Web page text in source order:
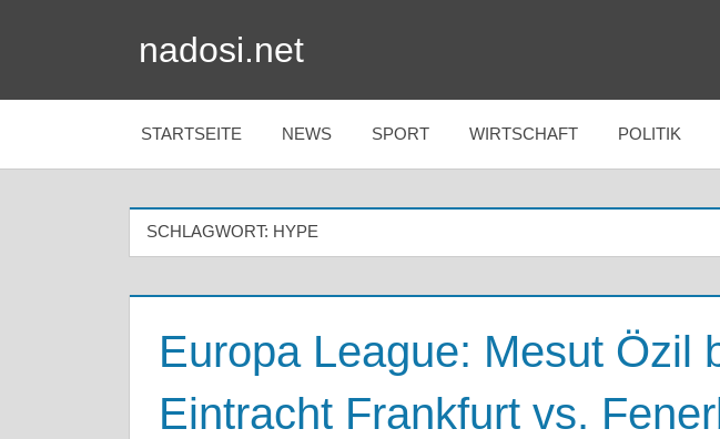
nadosi.net
STARTSEITE NEWS SPORT WIRTSCHAFT POLITIK
SCHLAGWORT: HYPE
Europa League: Mesut Özil
Eintracht Frankfurt vs.